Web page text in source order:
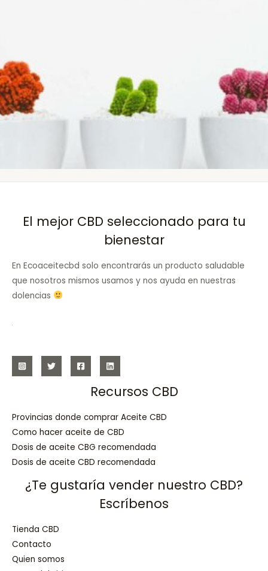
El mejor CBD seleccionado para tu
bienestar
En Ecoaceitecbd solo encontrarás un producto saludable
que nosotros mismos usamos y nos ayuda en nuestras
dolencias
Recursos CBD
Provincias donde comprar Aceite CBD
Como hacer aceite de CBD
Dosis de aceite CBG recomendada
Dosis de aceite CBD recomendada
¿Te gustaría vender nuestro CBD?
Escríbenos
Tienda CBD
Contacto
Quien somos